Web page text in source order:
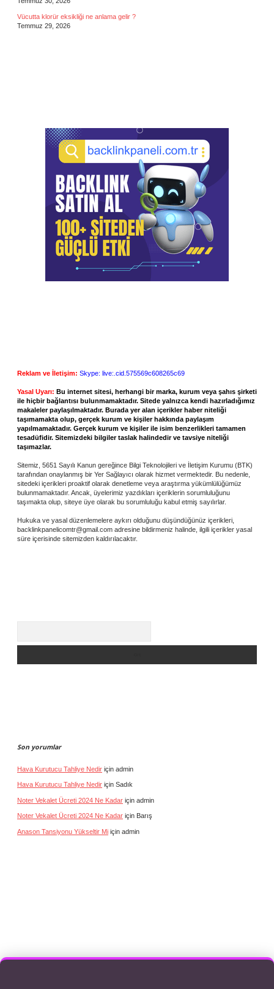
Vücutta klorür eksikliği ne anlama gelir ?
Temmuz 29, 2026
Reklam ve İletişim: Skype: live:.cid.575569c608265c69
Yasal Uyarı: Bu internet sitesi, herhangi bir marka, kurum veya şahıs şirketi
ile hiçbir bağlantısı bulunmamaktadır. Sitede yalnızca kendi hazırladığımız
makaleler paylaşılmaktadır. Burada yer alan içerikler haber niteliği
taşımamakta olup, gerçek kurum ve kişiler hakkında paylaşım
yapılmamaktadır. Gerçek kurum ve kişiler ile isim benzerlikleri tamamen
tesadüfidir. Sitemizdeki bilgiler taslak halindedir ve tavsiye niteliği
taşımazlar.
Sitemiz, 5651 Sayılı Kanun gereğince Bilgi Teknolojileri ve İletişim Kurumu (BTK)
tarafından onaylanmış bir Yer Sağlayıcı olarak hizmet vermektedir. Bu nedenle,
sitedeki içerikleri proaktif olarak denetleme veya araştırma yükümlülüğümüz
bulunmamaktadır. Ancak, üyelerimiz yazdıkları içeriklerin sorumluluğunu
taşımakta olup, siteye üye olarak bu sorumluluğu kabul etmiş sayılırlar.
Hukuka ve yasal düzenlemelere aykırı olduğunu düşündüğünüz içerikleri,
backlinkpanelicomtr@gmail.com adresine bildirmeniz halinde, ilgili içerikler yasal
süre içerisinde sitemizden kaldırılacaktır.
Son yorumlar
Hava Kurutucu Tahliye Nedir için admin
Hava Kurutucu Tahliye Nedir için Sadık
Noter Vekalet Ücreti 2024 Ne Kadar için admin
Noter Vekalet Ücreti 2024 Ne Kadar için Barış
Anason Tansiyonu Yükseltir Mi için admin